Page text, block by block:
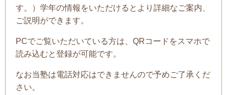
す。）学年の情報をいただけるとより詳細なご案内、
ご説明ができます。
PCでご覧いただいている方は、QRコードをスマホで
読み込むと登録が可能です。
なお当塾は電話対応はできませんので予めご了承くだ
さい。